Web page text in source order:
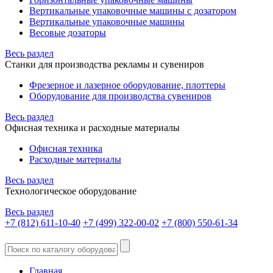
Вертикальные упаковочные машины с дозатором
Вертикальные упаковочные машины
Весовые дозаторы
Весь раздел
Станки для производства рекламы и сувениров
Фрезерное и лазерное оборудование, плоттеры
Оборудование для производства сувениров
Весь раздел
Офисная техника и расходные материалы
Офисная техника
Расходные материалы
Весь раздел
Технологическое оборудование
Весь раздел
+7 (812) 611-10-40 +7 (499) 322-00-02 +7 (800) 550-61-34
Главная